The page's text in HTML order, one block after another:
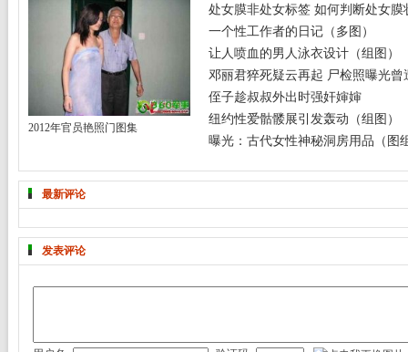
2012年官员艳照门图集
处女膜非处女标签 如何判断处女膜
一个性工作者的日记（多图）
让人喷血的男人泳衣设计（组图）
邓丽君猝死疑云再起 尸检照曝光曾
侄子趁叔叔外出时强奸婶婶
纽约性爱骷髅展引发轰动（组图）
曝光：古代女性神秘洞房用品（图
最新评论
发表评论